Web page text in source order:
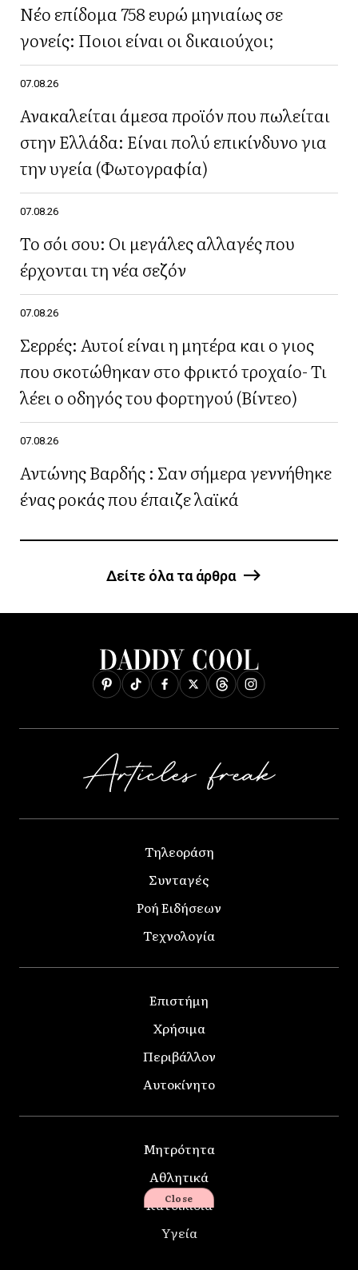
Νέο επίδομα 758 ευρώ μηνιαίως σε
γονείς: Ποιοι είναι οι δικαιούχοι;
07.08.26
Ανακαλείται άμεσα προϊόν που πωλείται
στην Ελλάδα: Είναι πολύ επικίνδυνο για
την υγεία (Φωτογραφία)
07.08.26
Το σόι σου: Οι μεγάλες αλλαγές που
έρχονται τη νέα σεζόν
07.08.26
Σερρές: Αυτοί είναι η μητέρα και ο γιος
που σκοτώθηκαν στο φρικτό τροχαίο- Τι
λέει ο οδηγός του φορτηγού (Βίντεο)
07.08.26
Αντώνης Βαρδής : Σαν σήμερα γεννήθηκε
ένας ροκάς που έπαιζε λαϊκά
Δείτε όλα τα άρθρα
Τηλεοράση
Συνταγές
Ροή Ειδήσεων
Τεχνολογία
Επιστήμη
Χρήσιμα
Περιβάλλον
Αυτοκίνητο
Μητρότητα
Αθλητικά
Κατοικίδια
Υγεία
Close